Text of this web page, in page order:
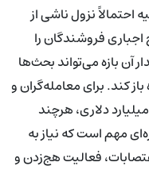
احتمالاً نزول ناشی از
فروشندگان را
بازه می‌تواند بحث‌ها
دلار را دوباره باز کند. برای معامله‌گران و
میزهای سازمانی، سررسید ترکیبی ۲.۵ میلیارد دلاری، هرچند
مهم است که نیاز به
فعالیت هج‌زدن و